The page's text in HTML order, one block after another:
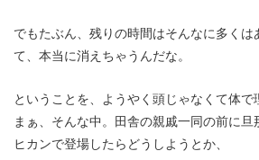
でもたぶん、残りの時間はそんなに多くは
て、本当に消えちゃうんだな。
ということを、ようやく頭じゃなくて体で
まぁ、そんな中。田舎の親戚一同の前に
ヒカンで登場したらどうしようとか、